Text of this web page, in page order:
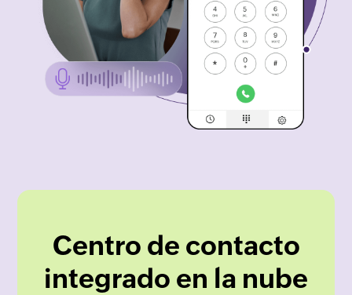
Centro de contacto
integrado en la nube